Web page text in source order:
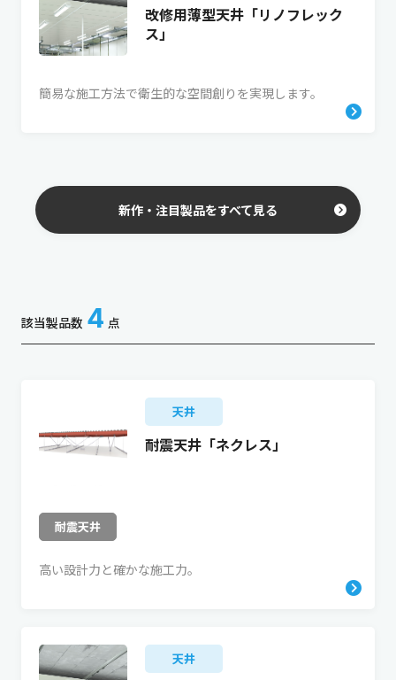
改修用薄型天井「リノフレック
ス」
簡易な施工方法で衛生的な空間創りを実現します。
新作・注目製品をすべて見る
該当製品数 4 点
天井
耐震天井「ネクレス」
耐震天井
高い設計力と確かな施工力。
天井